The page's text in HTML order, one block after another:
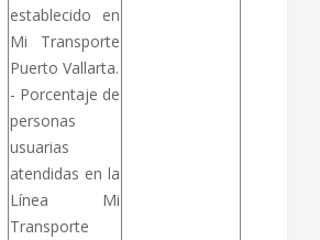
establecido en
Mi Transporte
Puerto Vallarta.
- Porcentaje de
personas
usuarias
atendidas en la
Línea Mi
Transporte